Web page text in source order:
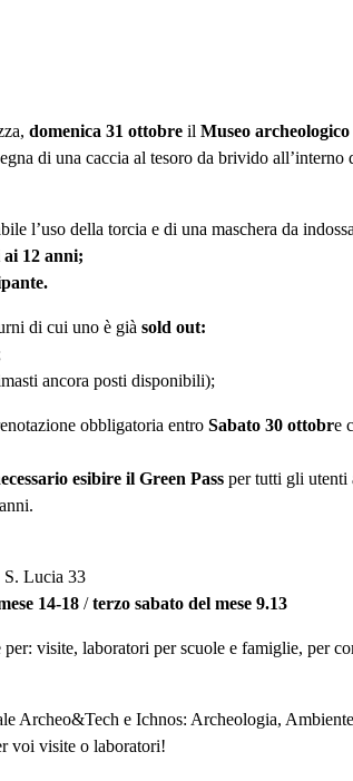
domenica 31 ottobre il Museo
di una caccia al tesoro da brivido
l’uso della torcia e di una maschera da
ai 12 anni;
di cui uno è già sold out:
ancora posti disponibili);
obbligatoria entro Sabato 30 ottobre
esibire il Green Pass per tutti gli utenti
Lucia 33
14-18 /terzo sabato del mese 9.13
per: visite, laboratori per scuole e famiglie, per
Archeo&Tech e Ichnos: Archeologia,
voi visite o laboratori!